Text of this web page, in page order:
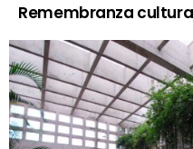
Remembranza